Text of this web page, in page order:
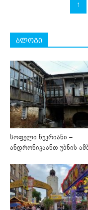
1
ბლოგი
სოფელი ნუკრიანი –
ანდრონიკაანთ უბნის